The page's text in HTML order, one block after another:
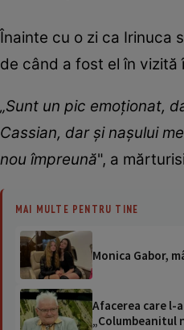
Înainte cu o zi ca Irinuca
de când a fost el în vizită
„Sunt un pic emoționat,
Cassian, dar și nașului
nou împreună", a
MAI MULTE PENTRU TINE
Monica Gabor,
Afacerea care l-
„Columbeanitul